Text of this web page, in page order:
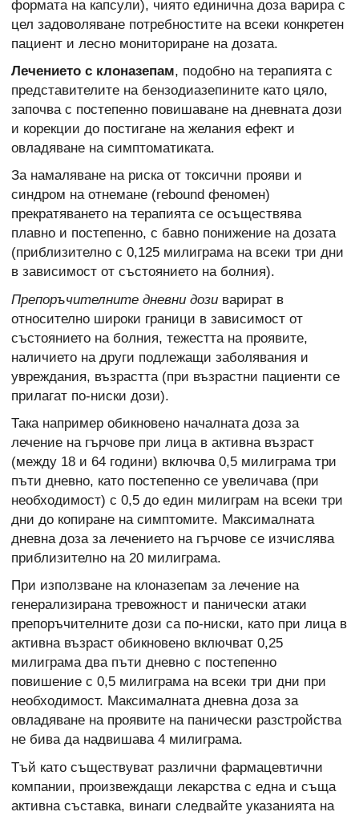
формата на капсули), чиято единична доза варира с
цел задоволяване потребностите на всеки конкретен
пациент и лесно мониториране на дозата.
Лечението с клоназепам, подобно на терапията с
представителите на бензодиазепините като цяло,
започва с постепенно повишаване на дневната дози
и корекции до постигане на желания ефект и
овладяване на симптоматиката.
За намаляване на риска от токсични прояви и
синдром на отнемане (rebound феномен)
прекратяването на терапията се осъществява
плавно и постепенно, с бавно понижение на дозата
(приблизително с 0,125 милиграма на всеки три дни
в зависимост от състоянието на болния).
Препоръчителните дневни дози варират в
относително широки граници в зависимост от
състоянието на болния, тежестта на проявите,
наличието на други подлежащи заболявания и
увреждания, възрастта (при възрастни пациенти се
прилагат по-ниски дози).
Така например обикновено началната доза за
лечение на гърчове при лица в активна възраст
(между 18 и 64 години) включва 0,5 милиграма три
пъти дневно, като постепенно се увеличава (при
необходимост) с 0,5 до един милиграм на всеки три
дни до копиране на симптомите. Максималната
дневна доза за лечението на гърчове се изчислява
приблизително на 20 милиграма.
При използване на клоназепам за лечение на
генерализирана тревожност и панически атаки
препоръчителните дози са по-ниски, като при лица в
активна възраст обикновено включват 0,25
милиграма два пъти дневно с постепенно
повишение с 0,5 милиграма на всеки три дни при
необходимост. Максималната дневна доза за
овладяване на проявите на панически разстройства
не бива да надвишава 4 милиграма.
Тъй като съществуват различни фармацевтични
компании, произвеждащи лекарства с една и съща
активна съставка, винаги следвайте указанията на